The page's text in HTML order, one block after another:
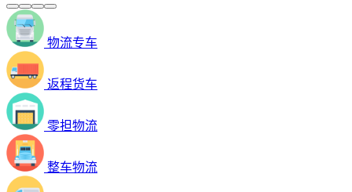
物流专车
返程货车
零担物流
整车物流